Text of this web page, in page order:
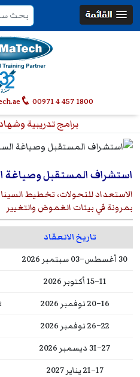
00971 4 457 1800
برامج تدريبية
استشراف المستقبل وصياغة
الاستعداد للتحولات، تخطيط
بمرونة في بيئات الغموض والتغيير
تاريخ الانعقاد
30 أغسطس–03 سبتمبر 2026
11–15 أكتوبر 2026
16–20 نوفمبر 2026
22–26 نوفمبر 2026
27–31 ديسمبر 2026
17–21 يناير 2027